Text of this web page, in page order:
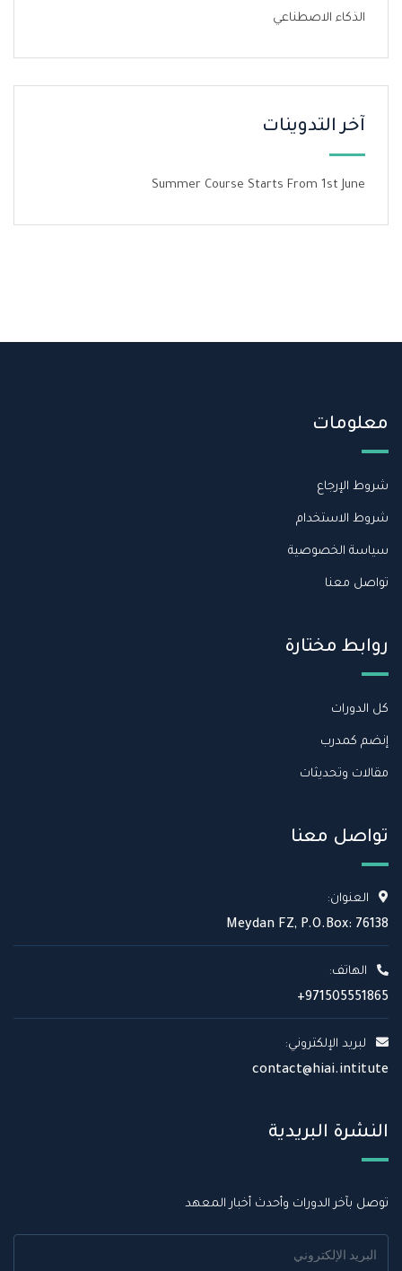
الذكاء الاصطناعي
آخر التدوينات
Summer Course Starts From 1st June
معلومات
شروط الإرجاع
شروط الاستخدام
سياسة الخصوصية
تواصل معنا
روابط مختارة
كل الدورات
إنضم كمدرب
مقالات وتحديثات
تواصل معنا
العنوان:
Meydan FZ, P.O.Box: 76138
الهاتف:
+971505551865
لبريد الإلكتروني:
contact@hiai.intitute
النشرة البريدية
توصل بآخر الدورات وأحدث أخبار المعهد